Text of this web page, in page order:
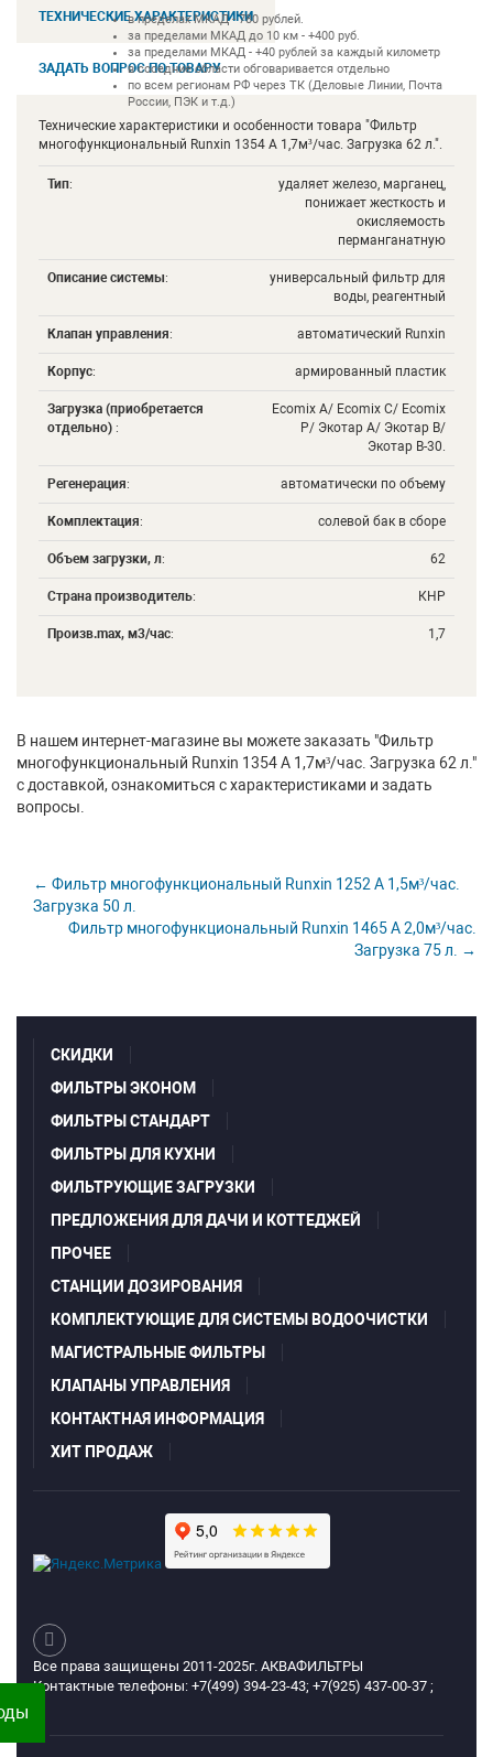
в пределах МКАД - 780 рублей.
за пределами МКАД до 10 км - +400 руб.
за пределами МКАД - +40 рублей за каждый километр
в соседние области обговаривается отдельно
по всем регионам РФ через ТК (Деловые Линии, Почта
России, ПЭК и т.д.)
ТЕХНИЧЕСКИЕ ХАРАКТЕРИСТИКИ
ЗАДАТЬ ВОПРОС ПО ТОВАРУ
Технические характеристики и особенности товара "Фильтр
многофункциональный Runxin 1354 А 1,7м³/час. Загрузка 62 л.".
Тип:
удаляет железо, марганец,
понижает жесткость и
окисляемость
перманганатную
Описание системы:
универсальный фильтр для
воды, реагентный
Клапан управления: автоматический Runxin
Корпус: армированный пластик
Загрузка (приобретается
отдельно) :
Ecomix A/ Ecomix C/ Ecomix
P/ Экотар А/ Экотар В/
Экотар В-30.
Регенерация: автоматически по объему
Комплектация: солевой бак в сборе
Объем загрузки, л: 62
Страна производитель: КНР
Произв.maх, м3/час: 1,7
В нашем интернет-магазине вы можете заказать "Фильтр
многофункциональный Runxin 1354 А 1,7м³/час. Загрузка 62 л."
с доставкой, ознакомиться с характеристиками и задать
вопросы.
← Фильтр многофункциональный Runxin 1252 А 1,5м³/час.
Загрузка 50 л.
Фильтр многофункциональный Runxin 1465 А 2,0м³/час.
Загрузка 75 л. →
СКИДКИ
ФИЛЬТРЫ ЭКОНОМ
ФИЛЬТРЫ СТАНДАРТ
ФИЛЬТРЫ ДЛЯ КУХНИ
ФИЛЬТРУЮЩИЕ ЗАГРУЗКИ
ПРЕДЛОЖЕНИЯ ДЛЯ ДАЧИ И КОТТЕДЖЕЙ
ПРОЧЕЕ
СТАНЦИИ ДОЗИРОВАНИЯ
КОМПЛЕКТУЮЩИЕ ДЛЯ СИСТЕМЫ ВОДООЧИСТКИ
МАГИСТРАЛЬНЫЕ ФИЛЬТРЫ
КЛАПАНЫ УПРАВЛЕНИЯ
КОНТАКТНАЯ ИНФОРМАЦИЯ
ХИТ ПРОДАЖ
Все права защищены 2011-2025г. АКВАФИЛЬТРЫ
Контактные телефоны: +7(499) 394-23-43; +7(925) 437-00-37 ;